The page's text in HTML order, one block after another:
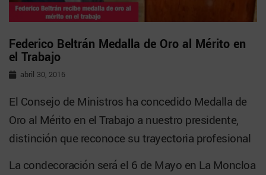
Federico Beltrán Medalla de Oro al Mérito en
el Trabajo
abril 30, 2016
El Consejo de Ministros ha concedido Medalla de
Oro al Mérito en el Trabajo a nuestro presidente,
distinción que reconoce su trayectoria profesional
La condecoración será el 6 de Mayo en La Moncloa